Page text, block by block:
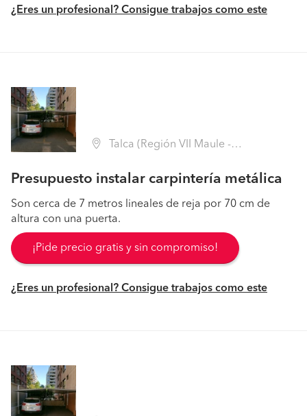
¿Eres un profesional? Consigue trabajos como este
Talca (Región VII Maule - Talca)
Presupuesto instalar carpintería metálica
Son cerca de 7 metros lineales de reja por 70 cm de
altura con una puerta.
¡Pide precio gratis y sin compromiso!
¿Eres un profesional? Consigue trabajos como este